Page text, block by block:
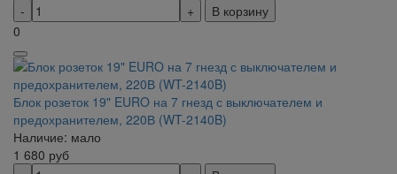
В корзину
0
Блок розеток 19" EURO на 7 гнезд с выключателем и
предохранителем, 220В (WT-2140B)
Наличие: мало
1 680 руб